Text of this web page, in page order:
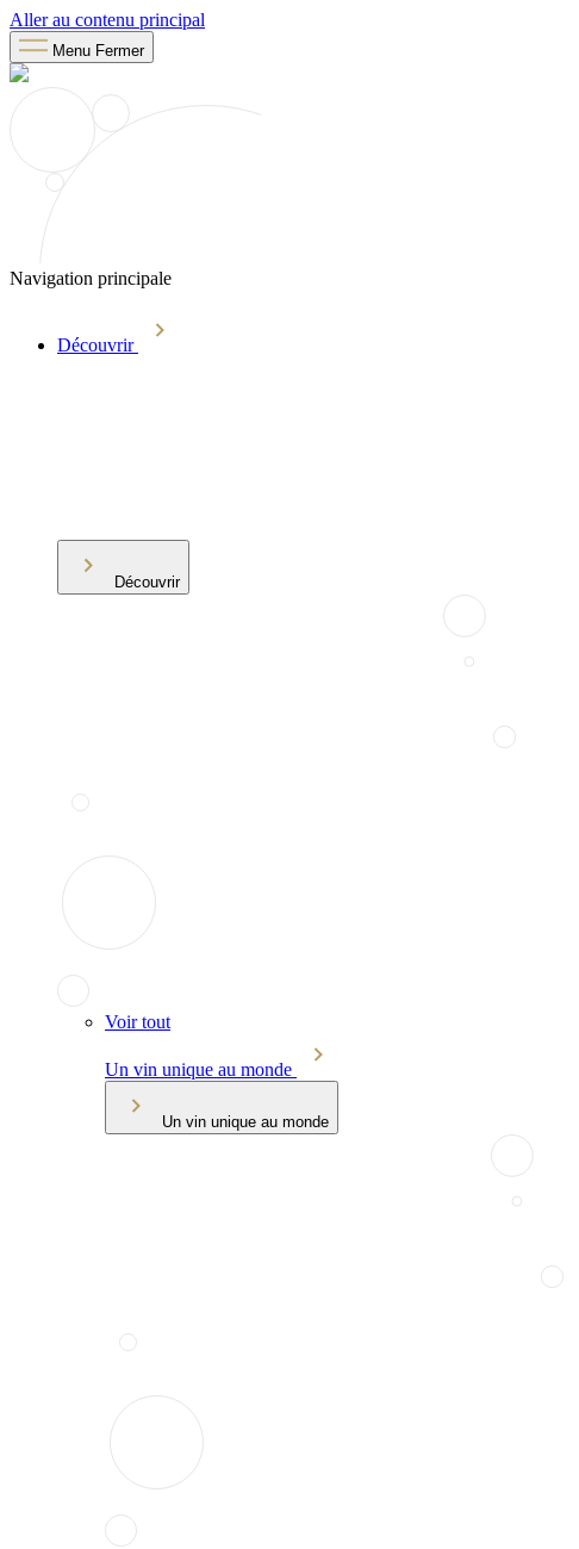
Aller au contenu principal
Menu Fermer
Navigation principale
Découvrir
Découvrir
Voir tout
Un vin unique au monde
Un vin unique au monde